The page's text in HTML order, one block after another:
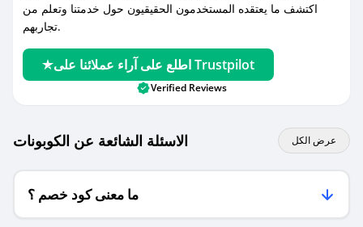
اكتشف ما يعتقده المستخدمون الحقيقيون حول خدمتنا وتعلم من
تجاربهم.
اطلع على آراء عملائنا على Trustpilot
Verified Reviews
الاسئلة الشائعة عن الكوبونات عرض الكل
ما معنى كود خصم ؟